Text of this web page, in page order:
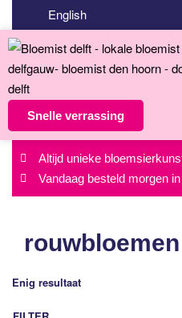
English
Snelle verrassing
Altijd unieke
Vandaag besteld morgen
Enig resultaat